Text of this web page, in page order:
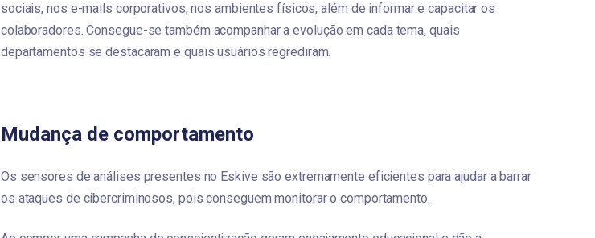
sociais, nos e-mails corporativos, nos ambientes físicos, além de informar e capacitar os
colaboradores. Consegue-se também acompanhar a evolução em cada tema, quais
departamentos se destacaram e quais usuários regrediram.
Mudança de comportamento
Os sensores de análises presentes no Eskive são extremamente eficientes para ajudar a barrar
os ataques de cibercriminosos, pois conseguem monitorar o comportamento.